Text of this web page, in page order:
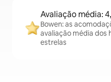
Avaliação média:
Bowen: as
avaliação média dos
estrelas